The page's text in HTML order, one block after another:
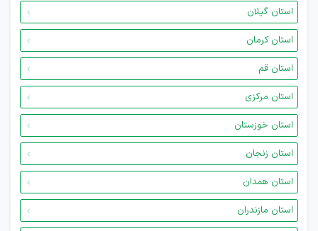
استان گیلان
استان کرمان
استان قم
استان مرکزی
استان خوزستان
استان زنجان
استان همدان
استان مازندران